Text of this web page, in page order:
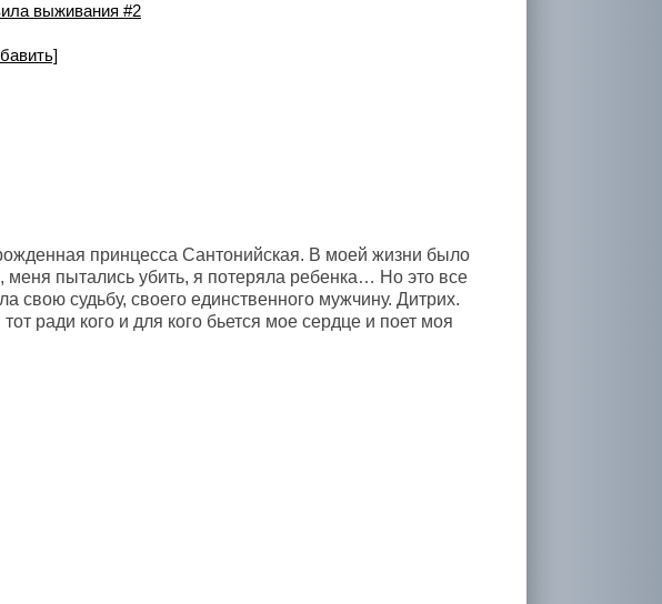
выживания #2
принцесса Сантонийская. В моей жизни было
пытались убить, я потеряла ребенка… Но это все
свою судьбу, своего единственного мужчину. Дитрих.
ради кого и для кого бьется мое сердце и поет моя